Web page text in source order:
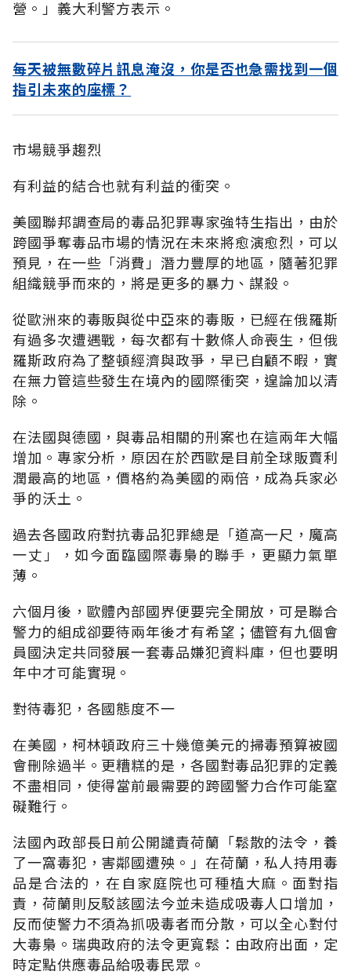
營。」義大利警方表示。
每天被無數碎片訊息淹沒，你是否也急需找到一個
指引未來的座標？
市場競爭趨烈
有利益的結合也就有利益的衝突。
美國聯邦調查局的毒品犯罪專家強特生指出，由於
跨國爭奪毒品市場的情況在未來將愈演愈烈，可以
預見，在一些「消費」潛力豐厚的地區，隨著犯罪
組織競爭而來的，將是更多的暴力、謀殺。
從歐洲來的毒販與從中亞來的毒販，已經在俄羅斯
有過多次遭遇戰，每次都有十數條人命喪生，但俄
羅斯政府為了整頓經濟與政爭，早已自顧不暇，實
在無力管這些發生在境內的國際衝突，遑論加以清
除。
在法國與德國，與毒品相關的刑案也在這兩年大幅
增加。專家分析，原因在於西歐是目前全球販賣利
潤最高的地區，價格約為美國的兩倍，成為兵家必
爭的沃土。
過去各國政府對抗毒品犯罪總是「道高一尺，魔高
一丈」，如今面臨國際毒梟的聯手，更顯力氣單
薄。
六個月後，歐體內部國界便要完全開放，可是聯合
警力的組成卻要待兩年後才有希望；儘管有九個會
員國決定共同發展一套毒品嫌犯資料庫，但也要明
年中才可能實現。
對待毒犯，各國態度不一
在美國，柯林頓政府三十幾億美元的掃毒預算被國
會刪除過半。更糟糕的是，各國對毒品犯罪的定義
不盡相同，使得當前最需要的跨國警力合作可能窒
礙難行。
法國內政部長日前公開譴責荷蘭「鬆散的法令，養
了一窩毒犯，害鄰國遭殃。」在荷蘭，私人持用毒
品是合法的，在自家庭院也可種植大麻。面對指
責，荷蘭則反駁該國法今並未造成吸毒人口增加，
反而使警力不須為抓吸毒者而分散，可以全心對付
大毒梟。瑞典政府的法令更寬鬆：由政府出面，定
時定點供應毒品給吸毒民眾。